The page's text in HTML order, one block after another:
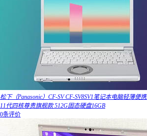
松下（Panasonic）CF-SV CF-SV8SV1笔记本电脑轻薄便
11代四核尊贵旗舰款 512G固态硬盘16GB
0条评价